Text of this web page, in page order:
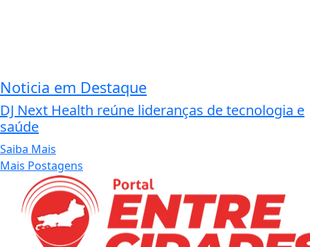
Noticia em Destaque
DJ Next Health reúne lideranças de tecnologia e
saúde
Saiba Mais
Mais Postagens